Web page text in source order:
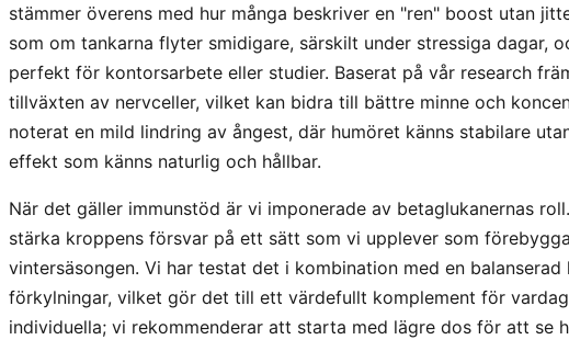
stämmer överens med hur många beskriver en "ren" boost utan
som om tankarna flyter smidigare, särskilt under stressiga dagar,
perfekt för kontorsarbete eller studier. Baserat på vår research
tillväxten av nervceller, vilket kan bidra till bättre minne och
noterat en mild lindring av ångest, där humöret känns stabilare
effekt som känns naturlig och hållbar.
När det gäller immunstöd är vi imponerade av betaglukanernas
stärka kroppens försvar på ett sätt som vi upplever som
vintersäsongen. Vi har testat det i kombination med en
förkylningar, vilket gör det till ett värdefullt komplement för
individuella; vi rekommenderar att starta med lägre dos för att se